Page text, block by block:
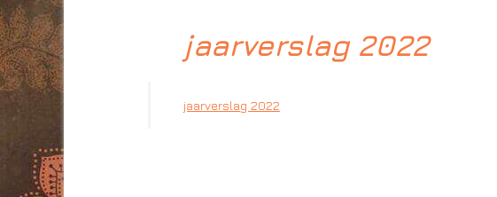
jaarverslag 2022
jaarverslag 2022